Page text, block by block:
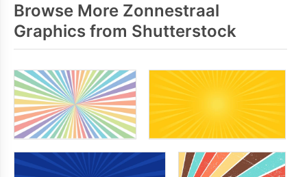
Browse More Zonnestraal
Graphics from Shutterstock